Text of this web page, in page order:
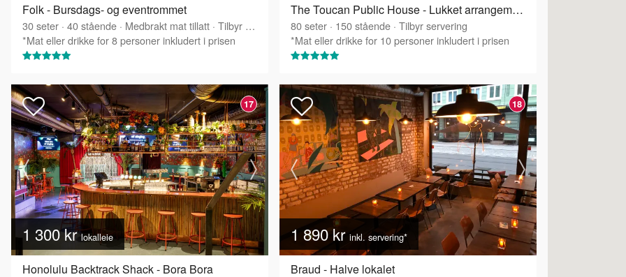
Folk - Bursdags- og eventrommet
30seter · 40stående · Medbrakt mat tillatt · Tilbyr servering
*Mat eller drikke for 8 personer inkludert i prisen
The Toucan Public House - Lukket arrangement for gruppe
80seter · 150stående · Tilbyr servering
*Mat eller drikke for 10 personer inkludert i prisen
17
1 300 krlokalleie
Honolulu Backtrack Shack - Bora Bora
18
1 890 kr inkl. servering*
Braud - Halve lokalet